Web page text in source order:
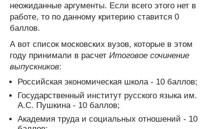
неожиданные аргументы. Если всего этого нет в
работе, то по данному критерию ставится 0
баллов.
А вот список московских вузов, которые в этом
году принимали в расчет Итоговое сочинение
выпускников:
Российская экономическая школа - 10 баллов;
Государственный институт русского языка им.
А.С. Пушкина - 10 баллов;
Академия труда и социальных отношений - 10